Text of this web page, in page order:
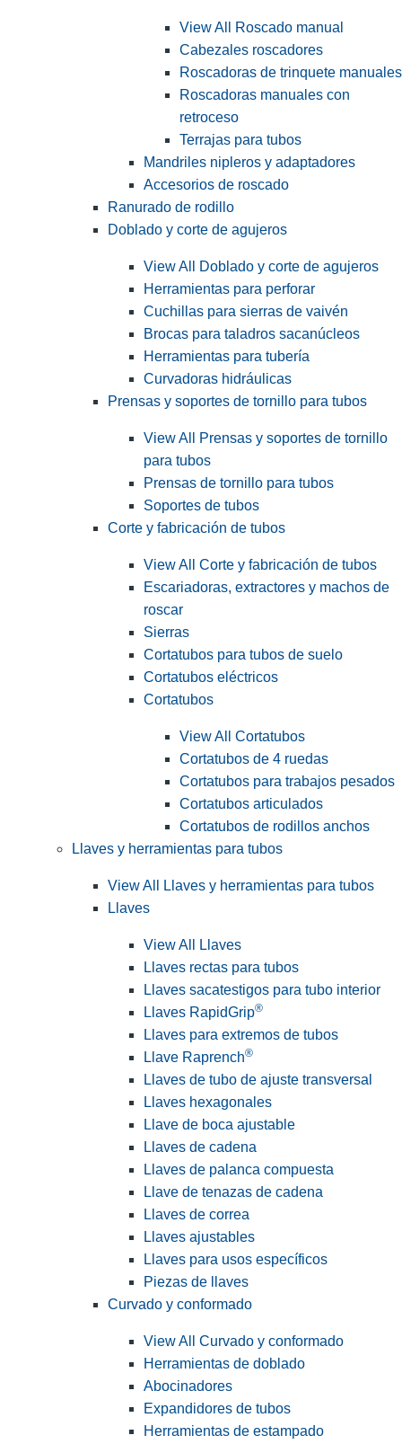
View All Roscado manual
Cabezales roscadores
Roscadoras de trinquete manuales
Roscadoras manuales con
retroceso
Terrajas para tubos
Mandriles nipleros y adaptadores
Accesorios de roscado
Ranurado de rodillo
Doblado y corte de agujeros
View All Doblado y corte de agujeros
Herramientas para perforar
Cuchillas para sierras de vaivén
Brocas para taladros sacanúcleos
Herramientas para tubería
Curvadoras hidráulicas
Prensas y soportes de tornillo para tubos
View All Prensas y soportes de tornillo
para tubos
Prensas de tornillo para tubos
Soportes de tubos
Corte y fabricación de tubos
View All Corte y fabricación de tubos
Escariadoras, extractores y machos de
roscar
Sierras
Cortatubos para tubos de suelo
Cortatubos eléctricos
Cortatubos
View All Cortatubos
Cortatubos de 4 ruedas
Cortatubos para trabajos pesados
Cortatubos articulados
Cortatubos de rodillos anchos
Llaves y herramientas para tubos
View All Llaves y herramientas para tubos
Llaves
View All Llaves
Llaves rectas para tubos
Llaves sacatestigos para tubo interior
Llaves RapidGrip®
Llaves para extremos de tubos
Llave Raprench®
Llaves de tubo de ajuste transversal
Llaves hexagonales
Llave de boca ajustable
Llaves de cadena
Llaves de palanca compuesta
Llave de tenazas de cadena
Llaves de correa
Llaves ajustables
Llaves para usos específicos
Piezas de llaves
Curvado y conformado
View All Curvado y conformado
Herramientas de doblado
Abocinadores
Expandidores de tubos
Herramientas de estampado